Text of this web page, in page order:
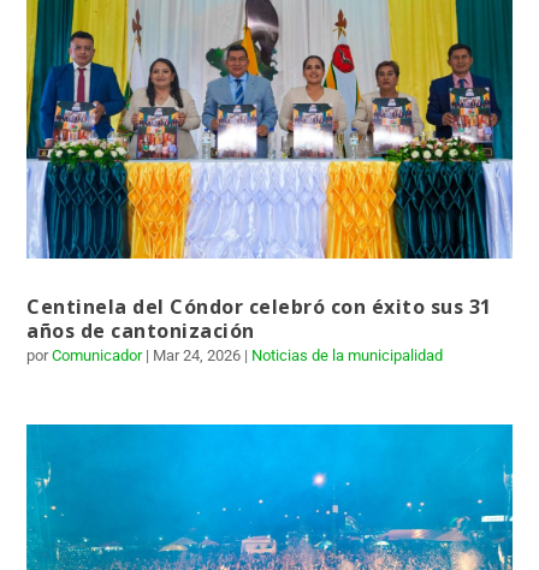
Centinela del Cóndor celebró con éxito sus 31
años de cantonización
porComunicador| Mar 24, 2026 | Noticias de la municipalidad